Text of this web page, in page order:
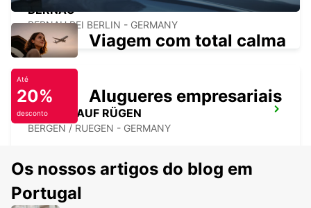
BERNAU
BERNAU BEI BERLIN - GERMANY
BERGEN AUF RÜGEN
BERGEN / RUEGEN - GERMANY
Viagem com total calma
Até
20%
desconto
Alugueres empresariais
Os nossos artigos do blog em
Portugal